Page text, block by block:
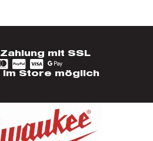
Zahlung mit SSL
im Store möglich